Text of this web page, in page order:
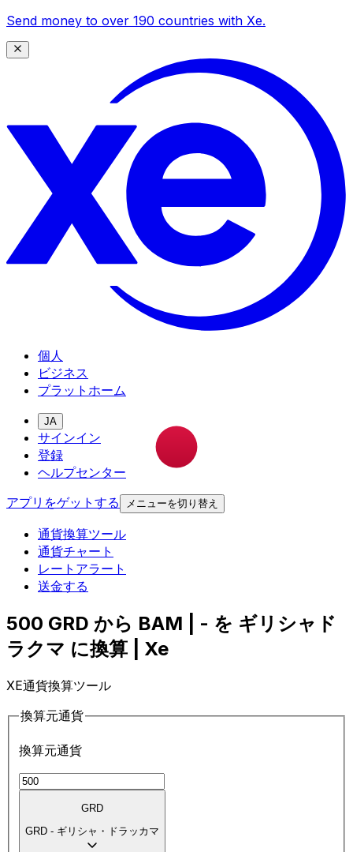
Send money to over 190 countries with Xe.
個人
ビジネス
プラットホーム
JA
サインイン
登録
ヘルプセンター
アプリをゲットする
メニューを切り替え
通貨換算ツール
通貨チャート
レートアラート
送金する
500 GRD から BAM | - を ギリシャド
ラクマ に換算 | Xe
XE通貨換算ツール
換算元通貨
換算元通貨
GRD
GRD - ギリシャ・ドラッカマ